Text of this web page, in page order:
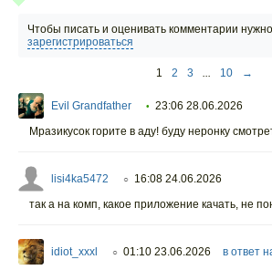
Чтобы писать и оценивать комментарии нужно
зарегистрироваться
1 2 3 ... 10 →
Evil Grandfather • 23:06 28.06.2026
Мразикусок горите в аду! буду неронку
lisi4ka5472 ○ 16:08 24.06.2026
так а на комп, какое приложение качать, не
idiot_xxxl ○ 01:10 23.06.2026 в ответ